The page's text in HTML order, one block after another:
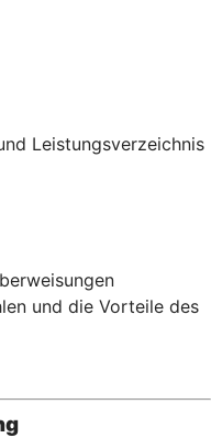
Leistungsverzeichnis
und die Vorteile des